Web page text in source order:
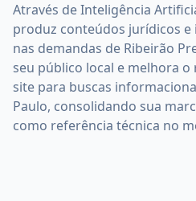
Através de Inteligência
produz conteúdos jurídicos
nas demandas de Ribeirão
seu público local e melhora
site para buscas
Paulo, consolidando sua
como referência técnica no